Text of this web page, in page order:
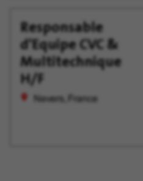
Responsable
d'Equipe CVC &
Multitechnique
H/F
Nevers, France